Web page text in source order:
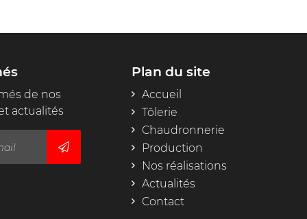
de nos
actualités
Plan du site
Accueil
Tôlerie
Chaudronnerie
Production
Nos réalisations
Actualités
Contact